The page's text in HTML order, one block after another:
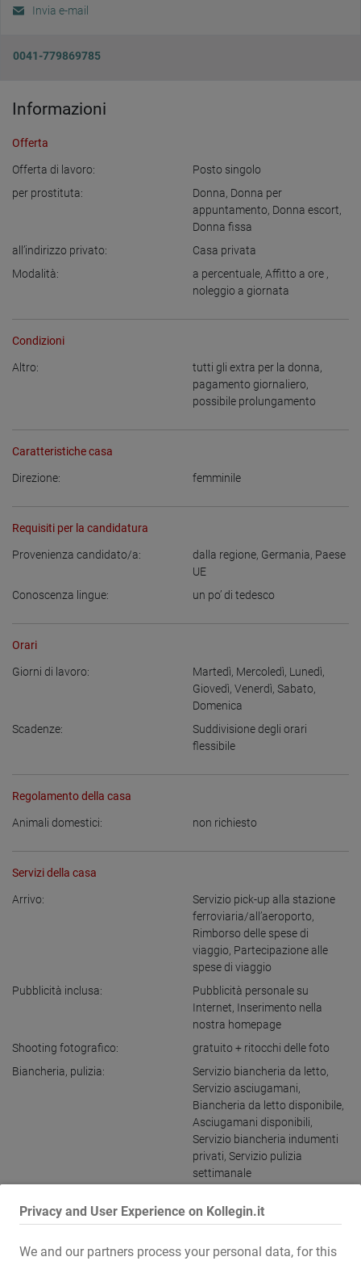
Privacy and User Experience on Kollegin.it
We and our partners process your personal data, for this
Invia e-mail
0041-779869785
Informazioni
Offerta
Offerta di lavoro:
Posto singolo
per prostituta:
Donna, Donna per
appuntamento, Donna escort,
Donna fissa
all’indirizzo privato:
Casa privata
Modalità:
a percentuale, Affitto a ore ,
noleggio a giornata
Condizioni
Altro: tutti gli extra per la donna,
pagamento giornaliero,
possibile prolungamento
Caratteristiche casa
Direzione: femminile
Requisiti per la candidatura
Provenienza candidato/a: dalla regione, Germania, Paese
UE
Conoscenza lingue:
un po’ di tedesco
Orari
Giorni di lavoro: Martedì, Mercoledì, Lunedì,
Giovedì, Venerdì, Sabato,
Domenica
Scadenze:
Suddivisione degli orari
flessibile
Regolamento della casa
Animali domestici: non richiesto
Servizi della casa
Arrivo:
Servizio pick-up alla stazione
ferroviaria/all’aeroporto,
Rimborso delle spese di
viaggio, Partecipazione alle
spese di viaggio
Pubblicità inclusa:
Pubblicità personale su
Internet, Inserimento nella
nostra homepage
Shooting fotografico:
gratuito + ritocchi delle foto
Biancheria, pulizia:
Servizio biancheria da letto,
Servizio asciugamani,
Biancheria da letto disponibile,
Asciugamani disponibili,
Servizio biancheria indumenti
privati, Servizio pulizia
settimanale
Materiale da lavoro incluso:
Preservativi,Gel lubrificante
inumidite,Salviette